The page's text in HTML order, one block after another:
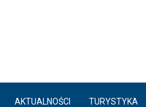
AKTUALNOŚCI TURYSTYKA